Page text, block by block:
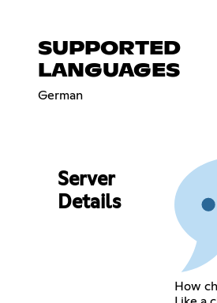
SUPPORTED
LANGUAGES
German
Server
Details
How